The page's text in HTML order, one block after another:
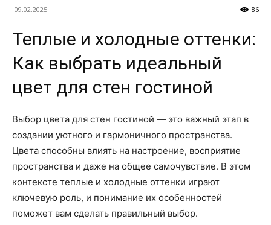
09.02.2025 86
Теплые и холодные оттенки:
Как выбрать идеальный
цвет для стен гостиной
Выбор цвета для стен гостиной — это важный этап в
создании уютного и гармоничного пространства.
Цвета способны влиять на настроение, восприятие
пространства и даже на общее самочувствие. В этом
контексте теплые и холодные оттенки играют
ключевую роль, и понимание их особенностей
поможет вам сделать правильный выбор.